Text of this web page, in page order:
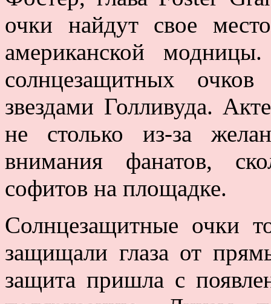
очки найдут свое
американской
солнцезащитных
звездами Голливуда.
не столько из-за
внимания фанатов,
софитов на площадке.
Солнцезащитные очки
защищали глаза от
защита пришла с